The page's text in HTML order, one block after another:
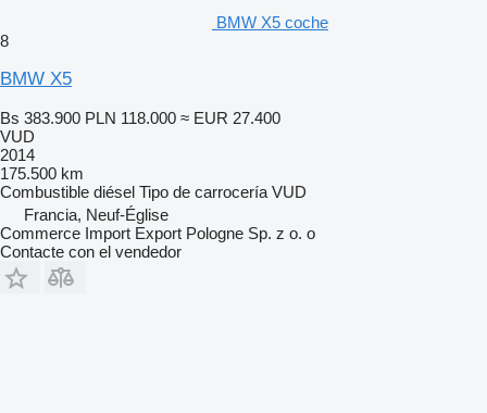
BMW X5 coche
8
BMW X5
Bs 383.900 PLN 118.000 ≈ EUR 27.400
VUD
2014
175.500 km
Combustible diésel Tipo de carrocería VUD
Francia, Neuf-Église
Commerce Import Export Pologne Sp. z o. o
Contacte con el vendedor